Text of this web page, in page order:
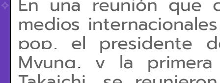
medios
pop, el presidente
Myung, y la